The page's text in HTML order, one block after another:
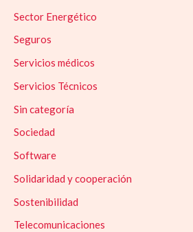
Sector Energético
Seguros
Servicios médicos
Servicios Técnicos
Sin categoría
Sociedad
Software
Solidaridad y cooperación
Sostenibilidad
Telecomunicaciones